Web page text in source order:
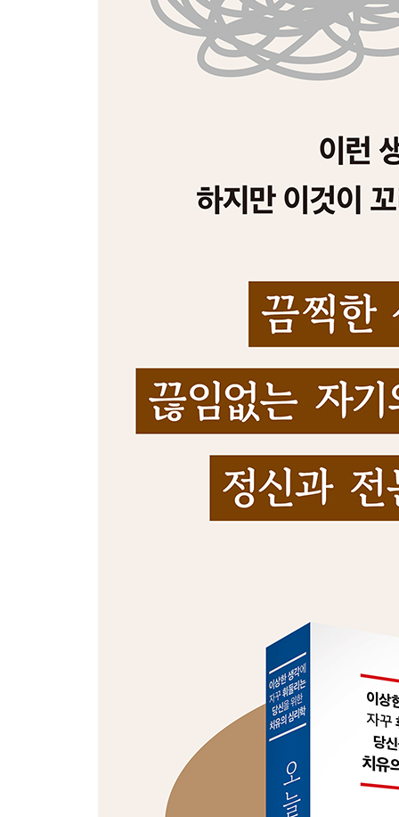
5장. 탈융합: 생각과 나 사이에 틈 벌리기
상상의 감옥에서 탈출하기: 생각의 파도에 휩쓸리
탈융합 3단계 실습: ‘생각’ 꼬리표 달기, 띄워 보내
6장. 행동 치료: 피하지 않아야 뇌가 바뀐다
ERP의 원리: 도망치지 않을 때 뇌는 새로 학습한다
ERP 연습 (1): 동굴 속 토끼와 15분의 법칙
ERP 연습 (2): 보이지 않는 생각 강박 다루기
7장. 일상 적용: 예고 없는 불안에 대처하기
응급 대처 매뉴얼: 기습적인 불안이 찾아올 때
‘충분함’의 실험: 완벽하지 않아도 안전하다
기대 낮추기: 불안이 줄지 않아도 당신은 잘하고 있
PART 3 확장하기
8장. 마음의 쿠션: 나를 다정하게 대하는 태도
확장 연습: 고통을 덜 아프게 감싸 안는 법
그라운딩: ‘지금 이 순간’에 닻을 내리는 기술
운동: 불안한 생각을 흘려보내는 리듬
식사: 뇌의 에너지와 정서의 균형 맞추기
10장. 일상의 리듬: 루틴이 주는 안전감
루틴의 힘: 예측 가능한 하루가 뇌를 편안하게 만든
복귀의 기술: 루틴이 무너졌을 때 다시 시작하는 법
디지털 루틴: 정보 탐색의 한계를 정하라
PART 4 공존하기